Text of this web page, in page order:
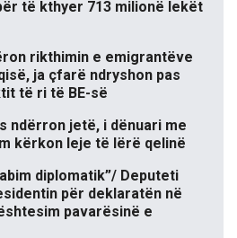
të kthyer 713 milionë lekët
rikthimin e emigrantëve
ja çfarë ndryshon pas
të ri të BE-së
ndërron jetë, i dënuari me
kërkon leje të lërë qelinë
diplomatik”/ Deputeti
për deklaratën në
pavarësinë e